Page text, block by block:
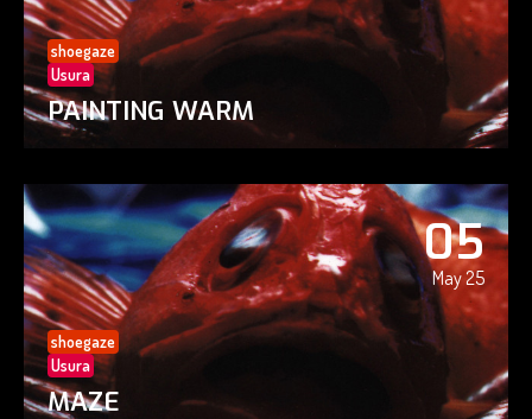
shoegaze
Usura
PAINTING WARM
05
May 25
shoegaze
Usura
MAZE